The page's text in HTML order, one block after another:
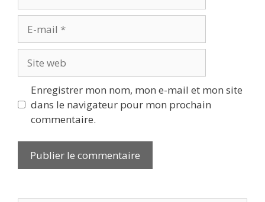
mail
web
Enregistrer mon nom, mon e-mail et mon site
dans le navigateur pour mon prochain
commentaire.